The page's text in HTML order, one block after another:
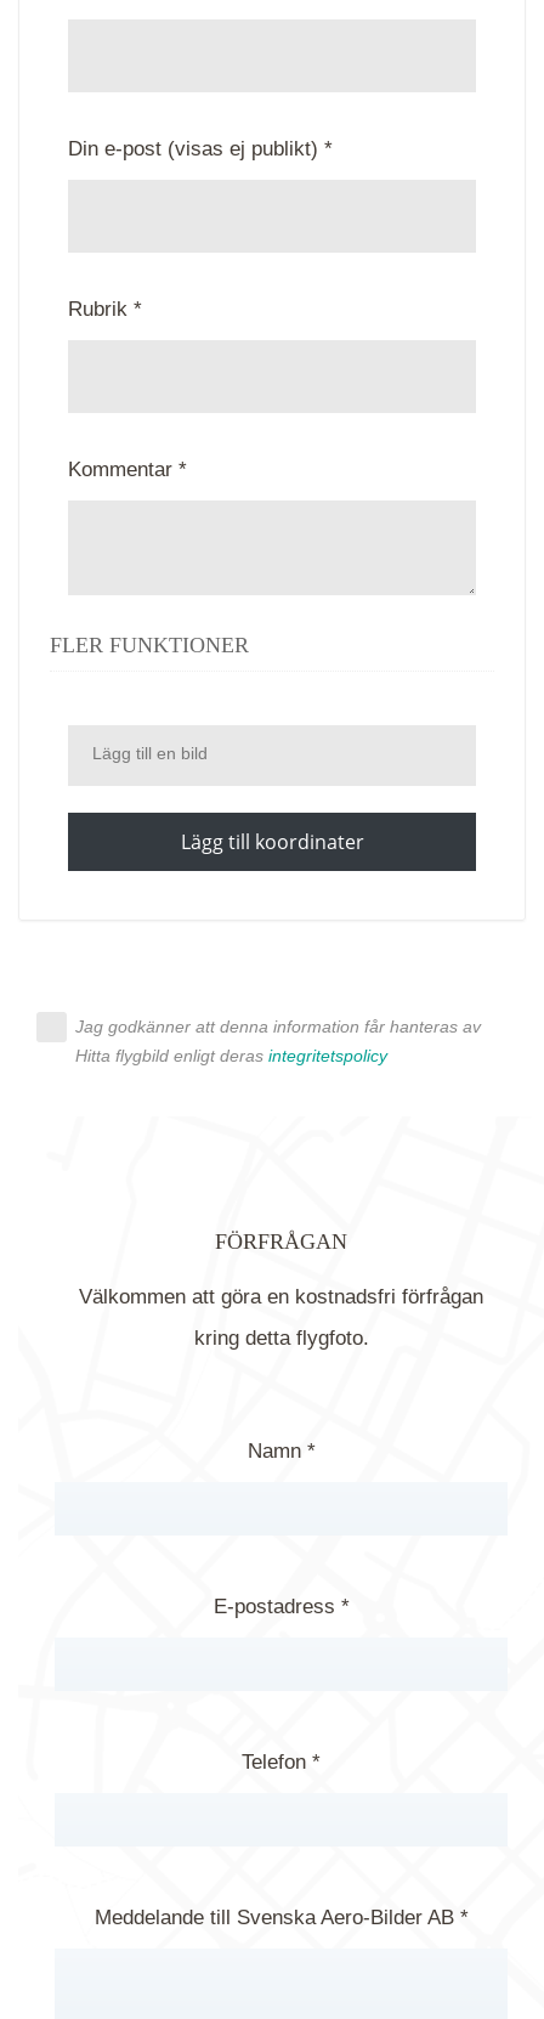
Din e-post (visas ej publikt) *
Rubrik *
Kommentar *
FLER FUNKTIONER
Lägg till en bild
Lägg till koordinater
Jag godkänner att denna information får hanteras av
Hitta flygbild enligt deras integritetspolicy
FÖRFRÅGAN
Välkommen att göra en kostnadsfri förfrågan
kring detta flygfoto.
Namn *
E-postadress *
Telefon *
Meddelande till Svenska Aero-Bilder AB *